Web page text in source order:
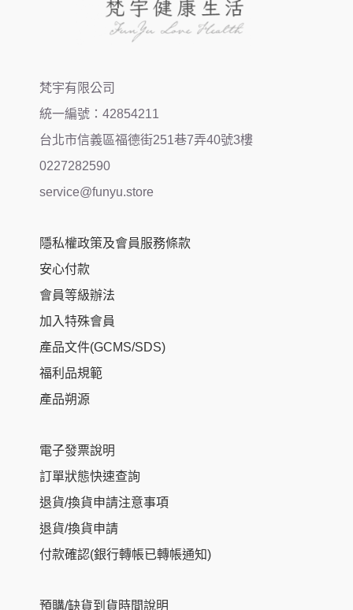
梵宇有限公司
統一編號：42854211
台北市信義區福德街251巷7弄40號3樓
0227282590
service@funyu.store
隱私權政策及會員服務條款
安心付款
會員等級辦法
加入特殊會員
產品文件(GCMS/SDS)
福利品規範
產品朔源
電子發票說明
訂單狀態快速查詢
退貨/換貨申請注意事項
退貨/換貨申請
付款確認(銀行轉帳已轉帳通知)
預購/缺貨到貨時間說明